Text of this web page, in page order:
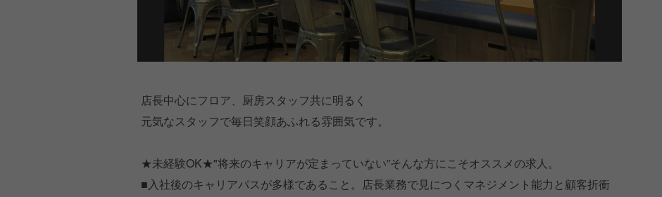
店長中心にフロア、厨房スタッフ共に明るく
元気なスタッフで毎日笑顔あふれる雰囲気です。
★未経験OK★"将来のキャリアが定まっていない”そんな方にこそオススメの求人。
■入社後のキャリアパスが多様であること。店長業務で見につくマネジメント能力と顧客折衝